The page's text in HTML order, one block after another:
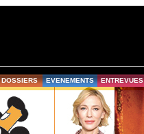
DOSSIERS EVENEMENTS ENTREVUES